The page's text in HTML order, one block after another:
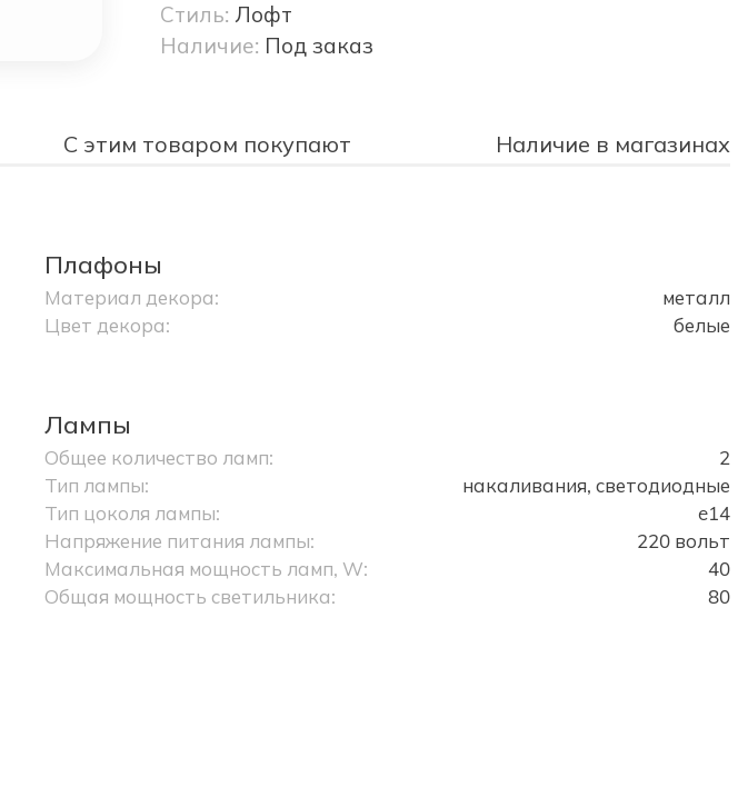
Стиль: Лофт
Наличие: Под заказ
С этим товаром покупают Наличие в магазинах
Плафоны
Материал декора:
металл
Цвет декора:
белые
Лампы
Общее количество ламп:
2
Тип лампы:
накаливания, светодиодные
Тип цоколя лампы:
e14
Напряжение питания лампы:
220 вольт
Максимальная мощность ламп, W:
40
Общая мощность светильника:
80